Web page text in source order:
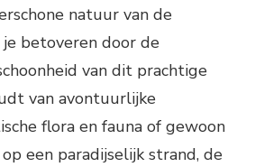
natuur van de
betoveren door de
van dit prachtige
van avontuurlijke
flora en fauna of gewoon
een paradijselijk strand, de